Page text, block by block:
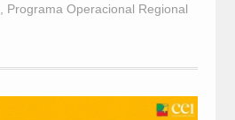
Programa Operacional Regional